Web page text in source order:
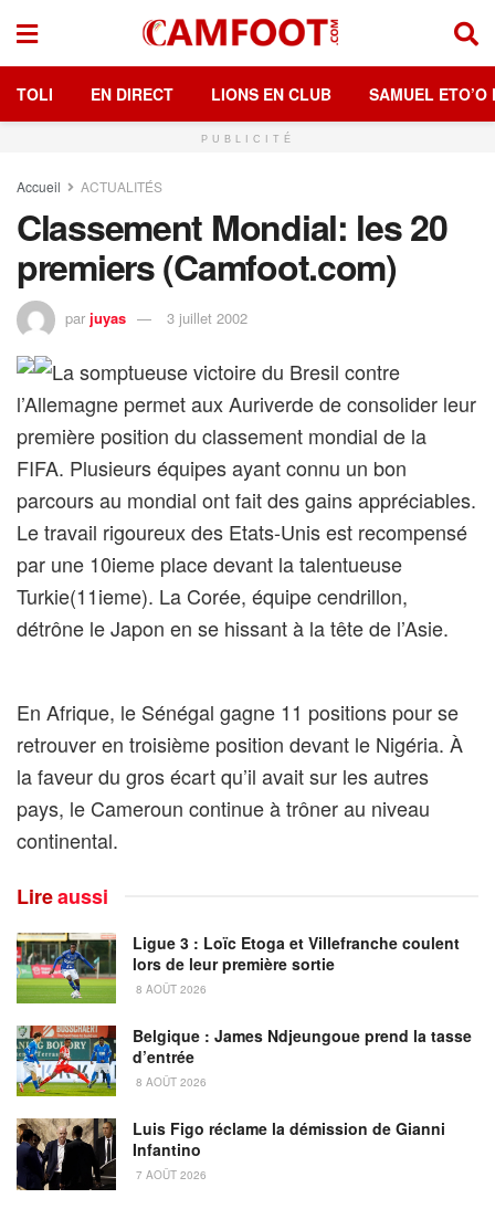
TOLI EN DIRECT LIONS EN CLUB SAMUEL ETO’O
PUBLICITÉ
Accueil ACTUALITÉS
Classement Mondial: les 20
premiers (Camfoot.com)
par juyas 3 juillet 2002
La somptueuse victoire du Bresil contre
l’Allemagne permet aux Auriverde de consolider leur
première position du classement mondial de la
FIFA. Plusieurs équipes ayant connu un bon
parcours au mondial ont fait des gains appréciables.
Le travail rigoureux des Etats-Unis est recompensé
par une 10ieme place devant la talentueuse
Turkie(11ieme). La Corée, équipe cendrillon,
détrône le Japon en se hissant à la tête de l’Asie.
En Afrique, le Sénégal gagne 11 positions pour se
retrouver en troisième position devant le Nigéria. À
la faveur du gros écart qu’il avait sur les autres
pays, le Cameroun continue à trôner au niveau
continental.
Lireaussi
Ligue 3 : Loïc Etoga et Villefranche coulent
lors de leur première sortie
8 AOÛT 2026
Belgique : James Ndjeungoue prend la tasse
d’entrée
8 AOÛT 2026
Luis Figo réclame la démission de Gianni
Infantino
7 AOÛT 2026